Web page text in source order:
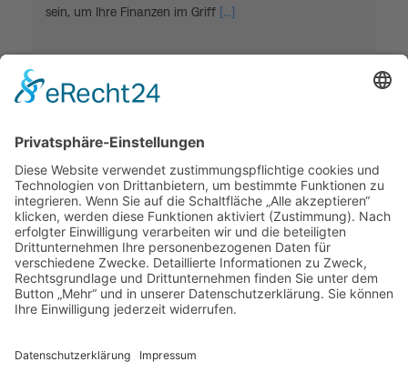
sein, um Ihre Finanzen im Griff [...]
Wohnung in Nürnberg mieten